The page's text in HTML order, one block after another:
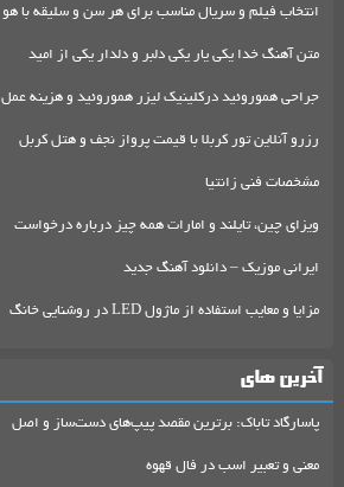
انتخاب فیلم و سریال مناسب برای هر سن و سلیقه با هو
متن آهنگ خدا یکی یار یکی دلبر و دلدار یکی از امید
جراحی هموروئید درکلینیک لیزر هموروئید و هزینه عمل
رزرو آنلاین تور کربلا با قیمت پرواز نجف و هتل کربل
مشخصات فنی زانتیا
ویزای چین، تایلند و امارات همه چیز درباره درخواست
ایرانی موزیک – دانلود آهنگ جدید
مزایا و معایب استفاده از ماژول LED در روشنایی خانگ
آخرین های
پاسارگاد تاباک: برترین مقصد پیپ‌های دست‌ساز و اصل
معنی و تعبیر اسب در فال قهوه